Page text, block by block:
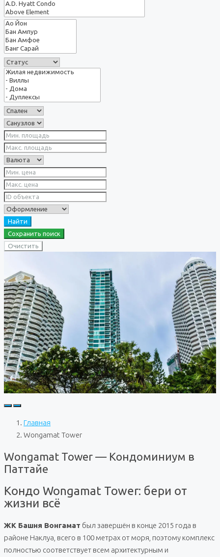
Найти
Сохранить поиск
Очистить
Главная
Wongamat Tower
Wongamat Tower — Кондоминиум в
Паттайе
Кондо Wongamat Tower: бери от
жизни всё
ЖК Башня Вонгамат был завершён в конце 2015 года в
районе Наклуа, всего в 100 метрах от моря, поэтому комплекс
полностью соответствует всем архитектурным и